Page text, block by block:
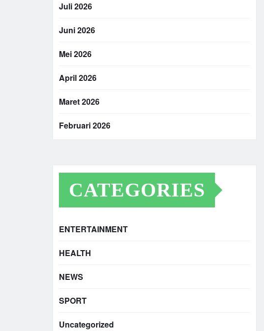
Juli 2026
Juni 2026
Mei 2026
April 2026
Maret 2026
Februari 2026
CATEGORIES
ENTERTAINMENT
HEALTH
NEWS
SPORT
Uncategorized